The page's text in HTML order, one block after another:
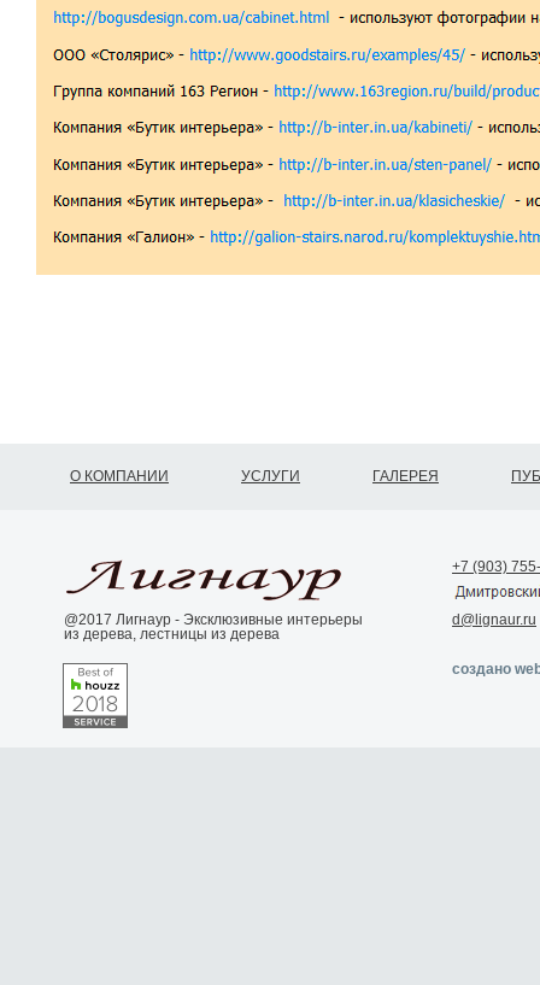
О КОМПАНИИ УСЛУГИ ГАЛЕРЕЯ
@2017 Лигнаур - Эксклюзивные интерьеры
из дерева, лестницы из дерева
+7 (903)
d@lignaur.ru
создано